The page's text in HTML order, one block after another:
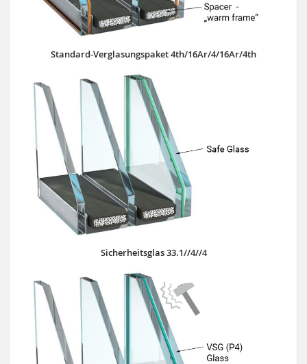
Standard-Verglasungspaket 4th/16Ar/4/16Ar/4th
Sicherheitsglas 33.1//4//4